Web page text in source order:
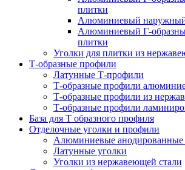
плитки
Алюминиевый наружный
Алюминиевый Г-
плитки
Уголки для плитки из
Т-образные профили
Латунные Т-профили
Т-образные профили
Т-образные профили из
Т-образные профили
База для Т образного профиля
Отделочные уголки и профили
Алюминиевые анодированные
Латунные уголки
Уголки из нержавеющей стали